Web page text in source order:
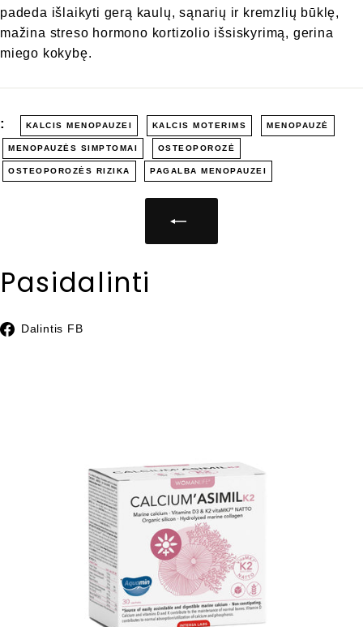
padeda išlaikyti gerą kaulų, sąnarių ir kremzlių būklę,
mažina streso hormono kortizolio išsiskyrimą, gerina
miego kokybę.
: KALCIS MENOPAUZEI KALCIS MOTERIMS MENOPAUZĖ
MENOPAUZĖS SIMPTOMAI OSTEOPOROZĖ
OSTEOPOROZĖS RIZIKA PAGALBA MENOPAUZEI
Pasidalinti
Dalintis FB